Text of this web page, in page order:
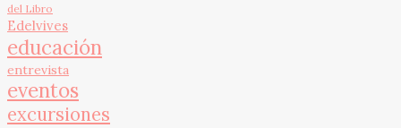
del Libro
Edelvives
educación
entrevista
eventos
excursiones